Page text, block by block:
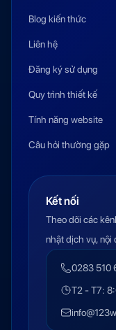
Blog kiến thức
Liên hệ
Đăng ký sử dụng
Quy trình thiết kế
Tính năng website
Câu hỏi thường gặp
Kết nối
Theo dõi các
nhật dịch vụ, nội
0283 510
T2 - T7: